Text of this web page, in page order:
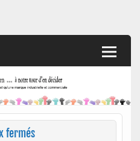
fermés